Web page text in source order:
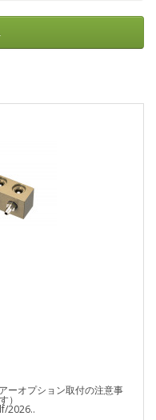
ーオプション取付の注意事
）
2026..